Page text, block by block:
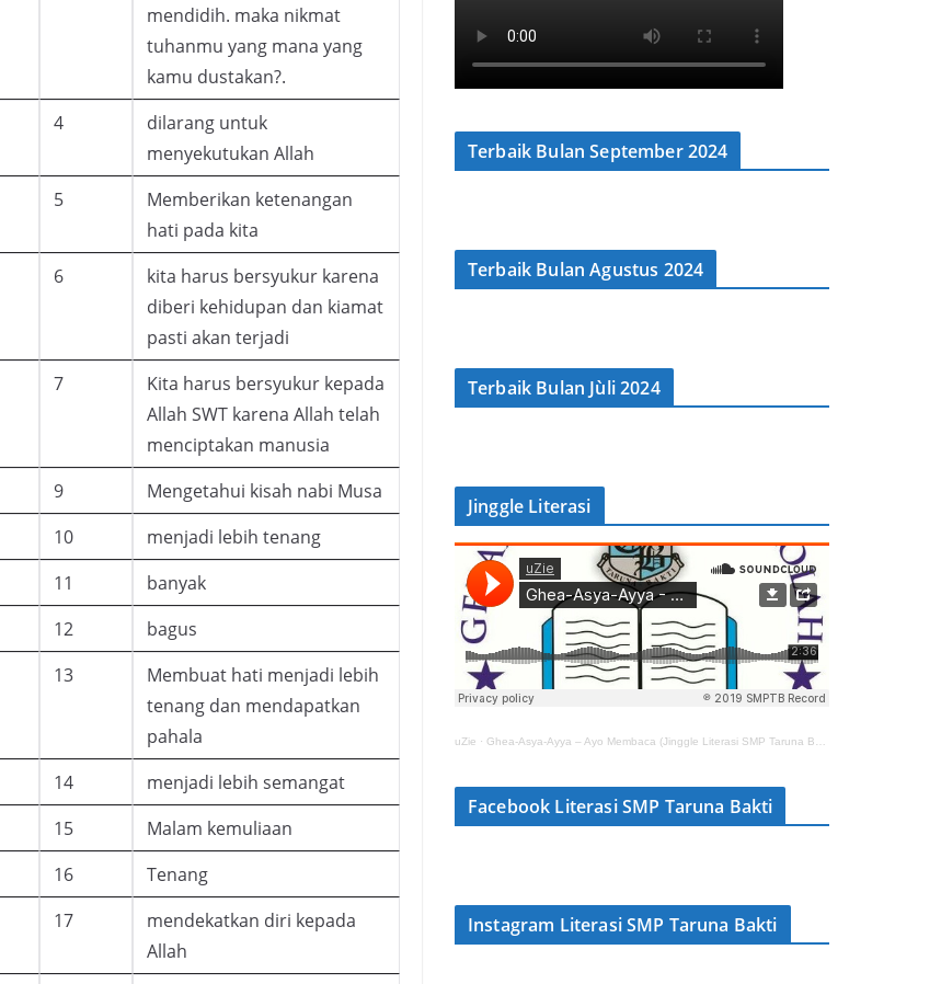
mendidih. maka nikmat
tuhanmu yang mana yang
kamu dustakan?.
4
dilarang untuk
menyekutukan Allah
5
Memberikan ketenangan
hati pada kita
6
kita harus bersyukur karena
diberi kehidupan dan kiamat
pasti akan terjadi
7
Kita harus bersyukur kepada
Allah SWT karena Allah telah
menciptakan manusia
9
Mengetahui kisah nabi Musa
10
menjadi lebih tenang
11
banyak
12
bagus
13
Membuat hati menjadi lebih
tenang dan mendapatkan
pahala
14
menjadi lebih semangat
15
Malam kemuliaan
16
Tenang
17
mendekatkan diri kepada
Allah
Terbaik Bulan September 2024
Terbaik Bulan Agustus 2024
Terbaik Bulan Jùli 2024
Jinggle Literasi
uZie · Ghea-Asya-Ayya – Ayo Membaca (Jinggle Literasi SMP Taruna Bakti)
Facebook Literasi SMP Taruna Bakti
Instagram Literasi SMP Taruna Bakti